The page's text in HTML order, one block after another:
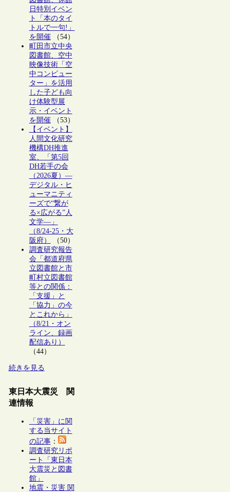
日特別イベン
ト「本のタイ
トルで一句!」
を開催（54）
町田市立中央
図書館、空中
映像技術「空
中コンピュー
ター」を活用
した子ども向
け体験型展
示・イベント
を開催（53）
【イベント】
人間文化研究
機構DH推進
室、「第5回
DH若手の会
（2026夏）―
デジタル・ヒ
ューマニティ
ーズで“繋が
る×広がる”人
文学―」
（8/24-25・大
阪府）
（50）
調査研究報告
会「都道府県
立図書館と市
町村立図書館
等との関係：
「支援」と
「協力」の今
とこれから」
（8/21・オン
ライン、録画
配信あり）
（44）
続きを見る
東日本大震災 関
連情報
「災害」に関
する当サイト
の記事：
調査研究リポ
ート「東日本
大震災と図書
館」
地震・災害 関